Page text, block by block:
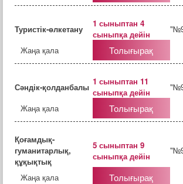
Туристік-өлкетану
1 сыныптан 4
сыныпқа дейін
Жаңа қала
Толығырақ
Сәндік-қолданбалы 1 сыныптан 11
сыныпқа дейін
Жаңа қала
Толығырақ
Қоғамдық-
гуманитарлық,
құқықтық
5 сыныптан 9
сыныпқа дейін
Жаңа қала Толығырақ